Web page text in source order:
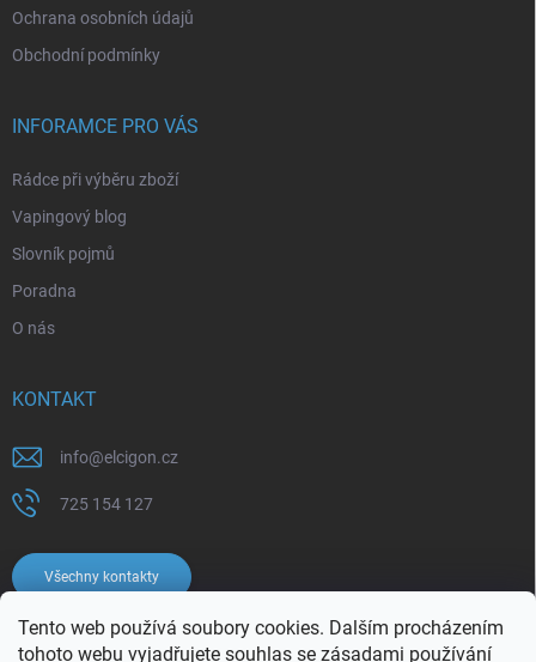
Tento web používá soubory cookies. Dalším procházením
tohoto webu vyjadřujete souhlas se zásadami používání
Ochrana osobních údajů
Obchodní podmínky
INFORAMCE PRO VÁS
Rádce při výběru zboží
Vapingový blog
Slovník pojmů
Poradna
O nás
KONTAKT
info@elcigon.cz
725 154 127
Všechny kontakty